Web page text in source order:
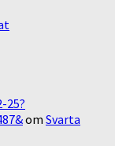
25?
om Svarta